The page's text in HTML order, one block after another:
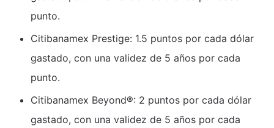
punto.
Citibanamex Prestige: 1.5 puntos por cada dólar
gastado, con una validez de 5 años por cada
punto.
Citibanamex Beyond®: 2 puntos por cada dólar
gastado, con una validez de 5 años por cada